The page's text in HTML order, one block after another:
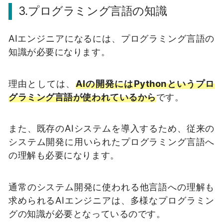
3.プログラミング言語の知識
AIエンジニアになるには、プログラミング言語の
知識が必要になります。
理由としては、 AIの開発にはPythonというプロ
グラミング言語が使われているからです。
また、既存のAIシステムを導入するため、従来の
システム開発に用いられたプログラミング言語へ
の理解も必要になります。
通常のシステム開発に使われる他言語への理解も
求められるAIエンジニアは、多様なプログラミン
グの知識が必要となっているのです。